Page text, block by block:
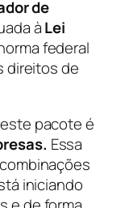
de
àLei
federal
direitos de
pacote é
Essa
iniciando